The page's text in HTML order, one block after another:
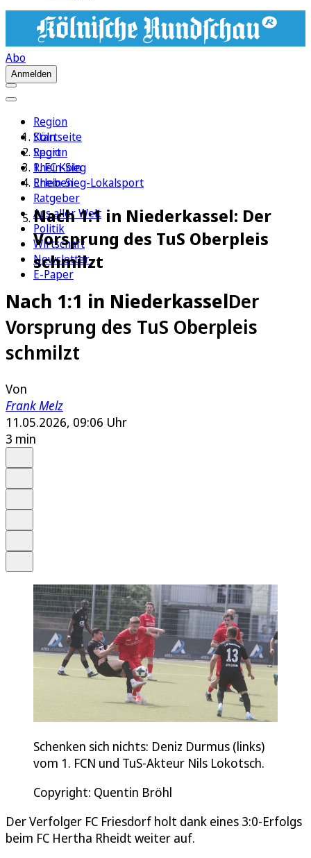
Abo
Anmelden
Region
Köln
Sport
1. FC Köln
Erleben
Ratgeber
Aus aller Welt
Politik
Wirtschaft
Newsletter
E-Paper
Startseite
Region
Rhein-Sieg
Rhein-Sieg-Lokalsport
Nach 1:1 in Niederkassel: Der
Vorsprung des TuS Oberpleis
schmilzt
Nach 1:1 in NiederkasselDer
Vorsprung des TuS Oberpleis
schmilzt
Von
Frank Melz
11.05.2026, 09:06 Uhr
3 min
Schenken sich nichts: Deniz Durmus (links)
vom 1. FCN und TuS-Akteur Nils Lokotsch.
Copyright: Quentin Bröhl
Der Verfolger FC Friesdorf holt dank eines 3:0-Erfolgs
beim FC Hertha Rheidt weiter auf.